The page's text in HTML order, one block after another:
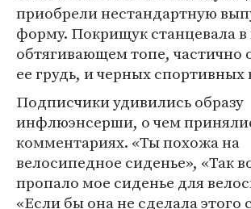
приобрели нестандартную
форму. Покрищук станцевала
обтягивающем топе,
ее грудь, и черных спортивных
Подписчики удивились образу
инфлюэнсерши, о чем
комментариях. «Ты похожа на
велосипедное сиденье», «Так
пропало мое сиденье для
«Если бы она не сделала этого